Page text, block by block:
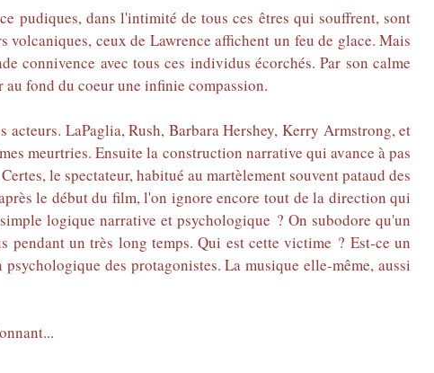
pudiques, dans l'intimité de tous ces êtres qui souffrent, sont
ceux de Lawrence affichent un feu de glace. Mais
connivence avec tous ces individus écorchés. Par son calme
fond du coeur une infinie compassion.
LaPaglia, Rush, Barbara Hershey, Kerry Armstrong, et
meurtries. Ensuite la construction narrative qui avance à pas
le spectateur, habitué au martèlement souvent pataud des
le début du film, l'on ignore encore tout de la direction qui
logique narrative et psychologique ? On subodore qu'un
pendant un très long temps. Qui est cette victime ? Est-ce un
des protagonistes. La musique elle-même, aussi